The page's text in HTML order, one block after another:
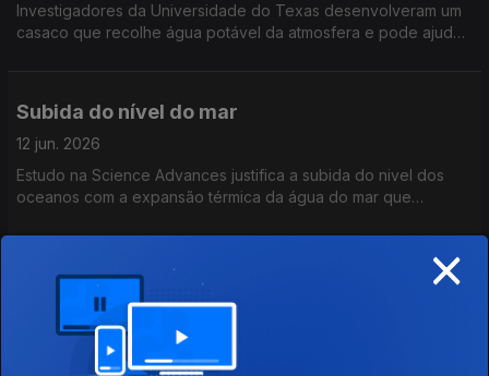
Investigadores da Universidade do Texas desenvolveram um
casaco que recolhe água potável da atmosfera e pode ajudar
Subida do nível do mar
12 jun. 2026
Estudo na Science Advances justifica a subida do nivel dos
oceanos com a expansão térmica da água do mar que
está como um paises que corre maiores riscos
Ciência analisa o Mundial de Futebol
11 jun. 2026
A ciência também está no Mundial: há estudos sobre o impacto
do calor nas equipas e adeptos e o impacto das viagens no
×